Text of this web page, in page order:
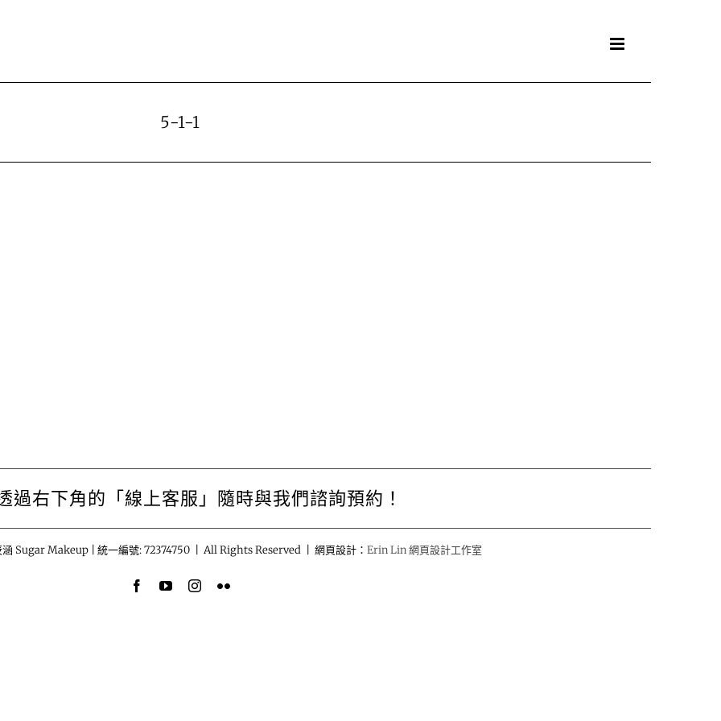
5-1-1
過右下角的「線上客服」隨時與我們諮詢預約！
Sugar Makeup | 統一編號: 72374750 | All Rights Reserved | 網頁設計： Erin Lin 網頁設計工作室
FacebookYouTubeInstagram
Flickr